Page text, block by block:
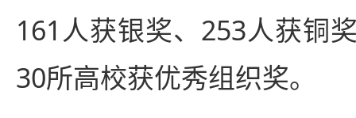
161人获银奖、253人获铜
30所高校获优秀组织奖。